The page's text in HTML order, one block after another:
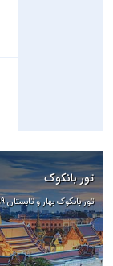
تور بانکوک
تور بانکوک بهار و تابستان ۹۹